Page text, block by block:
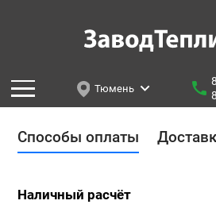
Тюмень
Способы оплаты
Наличный расчёт